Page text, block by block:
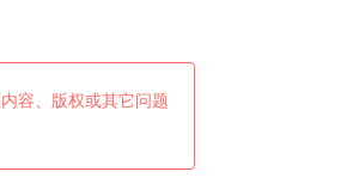
容、版权或其它问题